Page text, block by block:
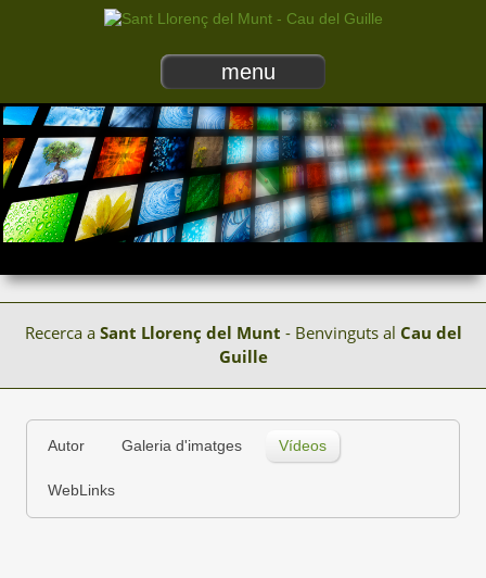
menu
Recerca a Sant Llorenç del Munt - Benvinguts al Cau del
Guille
Autor Galeria d'imatges Vídeos
WebLinks